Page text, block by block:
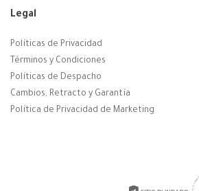
Legal
Políticas de Privacidad
Términos y Condiciones
Políticas de Despacho
Cambios, Retracto y Garantía
Política de Privacidad de Marketing